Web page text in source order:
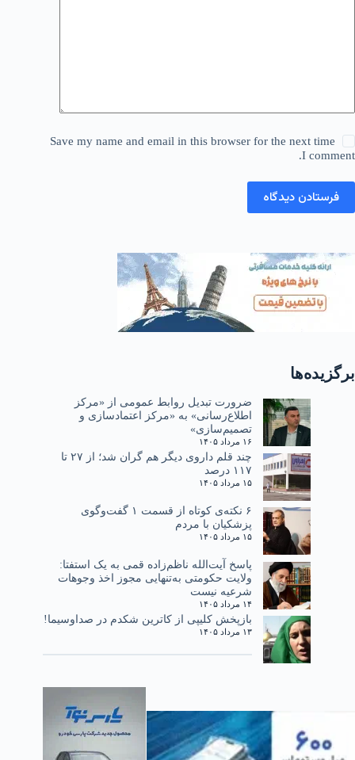
Save my name and email in this browser for the next time
I comment.
فرستادن دیدگاه
برگزیده‌ها
ضرورت تبدیل روابط عمومی از «مرکز
اطلاع‌رسانی» به «مرکز اعتمادسازی و
تصمیم‌سازی»
۱۶ مرداد ۱۴۰۵
چند قلم داروی دیگر هم گران شد؛ از ۲۷ تا
۱۱۷ درصد
۱۵ مرداد ۱۴۰۵
۶ نکته‌ی کوتاه از قسمت ۱ گفت‌وگوی
پزشکیان با مردم
۱۵ مرداد ۱۴۰۵
پاسخ آیت‌الله ناظم‌زاده قمی به یک استفتا:
ولایت حکومتی به‌تنهایی مجوز اخذ وجوهات
شرعیه نیست
۱۴ مرداد ۱۴۰۵
بازپخش کلیپی از کاترین شکدم در صداوسیما!
۱۳ مرداد ۱۴۰۵